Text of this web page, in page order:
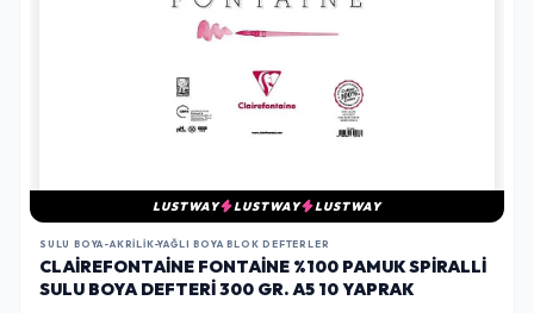
LUSTWAY LUSTWAY LUSTWAY
SULU BOYA-AKRILIK-YAĞLI BOYA BLOK DEFTERLER
CLAIREFONTAINE FONTAINE %100 PAMUK SPIRALLI
SULU BOYA DEFTERI 300 GR. A5 10 YAPRAK